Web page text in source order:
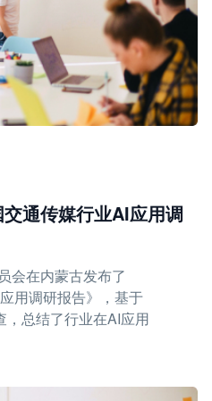
通传媒行业AI应用调
会在内蒙古发布了
用调研报告》，基于
总结了行业在AI应用